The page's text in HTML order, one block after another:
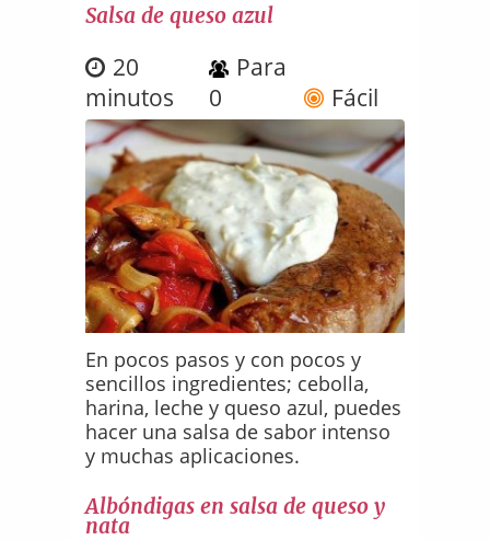
Salsa de queso azul
20
minutos
Para
0
Fácil
En pocos pasos y con pocos y
sencillos ingredientes; cebolla,
harina, leche y queso azul, puedes
hacer una salsa de sabor intenso
y muchas aplicaciones.
Albóndigas en salsa de queso y
nata